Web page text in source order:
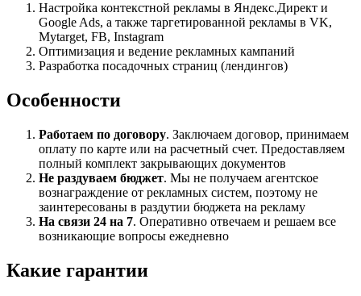
Настройка контекстной рекламы в Яндекс.Директ и
Google Ads, а также таргетированной рекламы в VK,
Mytarget, FB, Instagram
Оптимизация и ведение рекламных кампаний
Разработка посадочных страниц (лендингов)
Особенности
Работаем по договору. Заключаем договор, принимаем
оплату по карте или на расчетный счет. Предоставляем
полный комплект закрывающих документов
Не раздуваем бюджет. Мы не получаем агентское
вознаграждение от рекламных систем, поэтому не
заинтересованы в раздутии бюджета на рекламу
На связи 24 на 7. Оперативно отвечаем и решаем все
возникающие вопросы ежедневно
Какие гарантии